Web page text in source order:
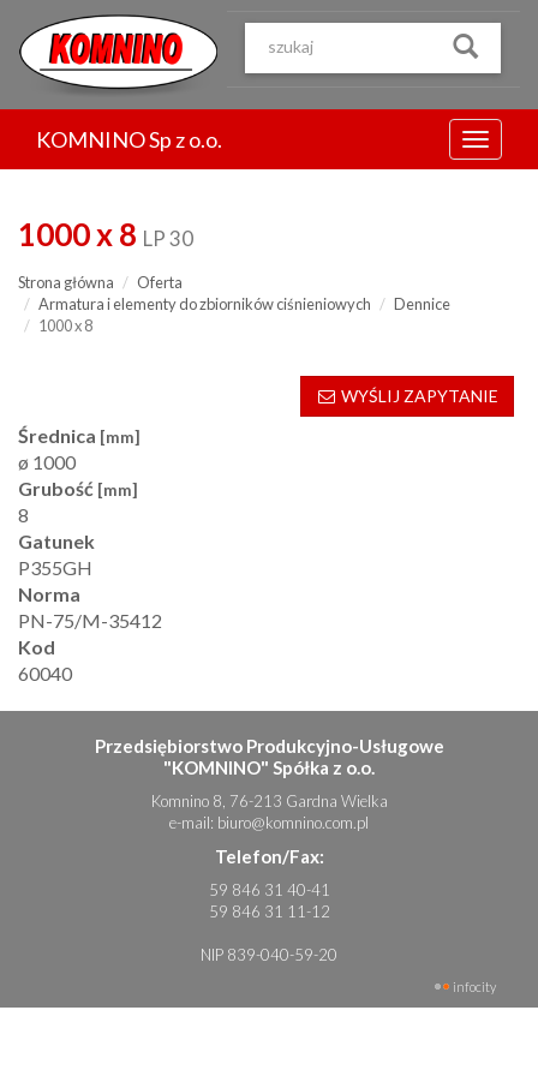
treści
Menu
KOMNINO Sp z o.o.
1000 x 8 LP 30
Strona główna
Oferta
Armatura i elementy do zbiorników ciśnieniowych
Dennice
1000 x 8
WYŚLIJ ZAPYTANIE
Średnica [mm]
ø 1000
Grubość [mm]
8
Gatunek
P355GH
Norma
PN-75/M-35412
Kod
60040
Przedsiębiorstwo Produkcyjno-Usługowe
"KOMNINO" Spółka z o.o.
Komnino 8, 76-213 Gardna Wielka
e-mail: biuro@komnino.com.pl
Telefon/Fax:
59 846 31 40-41
59 846 31 11-12
NIP 839-040-59-20
infocity